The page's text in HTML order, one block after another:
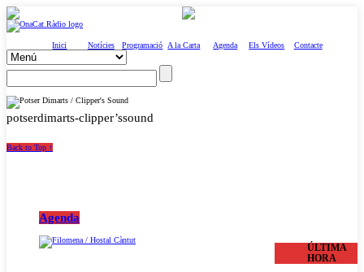
Inici Notícies Programació A la Carta Agenda Els Vídeos Contacte
potserdimarts-clipper’ssound
Back to Top ↑
Agenda
ÚLTIMA
HORA